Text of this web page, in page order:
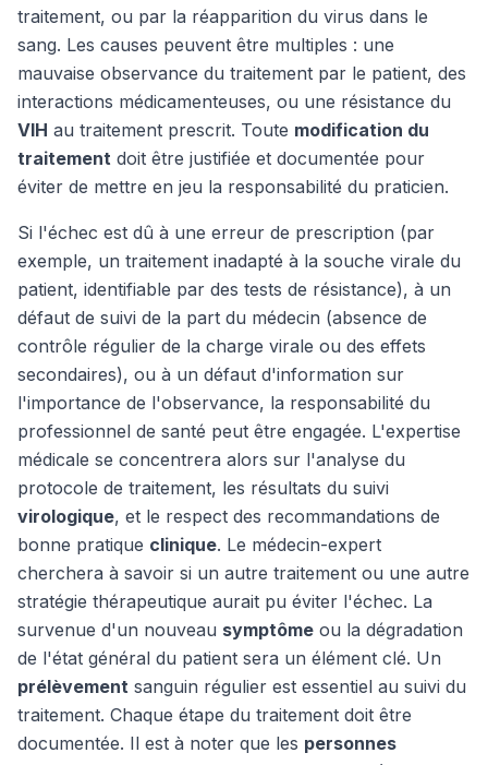
traitement, ou par la réapparition du virus dans le
sang. Les causes peuvent être multiples : une
mauvaise observance du traitement par le patient, des
interactions médicamenteuses, ou une résistance du
VIH au traitement prescrit. Toute modification du
traitement doit être justifiée et documentée pour
éviter de mettre en jeu la responsabilité du praticien.
Si l'échec est dû à une erreur de prescription (par
exemple, un traitement inadapté à la souche virale du
patient, identifiable par des tests de résistance), à un
défaut de suivi de la part du médecin (absence de
contrôle régulier de la charge virale ou des effets
secondaires), ou à un défaut d'information sur
l'importance de l'observance, la responsabilité du
professionnel de santé peut être engagée. L'expertise
médicale se concentrera alors sur l'analyse du
protocole de traitement, les résultats du suivi
virologique, et le respect des recommandations de
bonne pratique clinique. Le médecin-expert
cherchera à savoir si un autre traitement ou une autre
stratégie thérapeutique aurait pu éviter l'échec. La
survenue d'un nouveau symptôme ou la dégradation
de l'état général du patient sera un élément clé. Un
prélèvement sanguin régulier est essentiel au suivi du
traitement. Chaque étape du traitement doit être
documentée. Il est à noter que les personnes